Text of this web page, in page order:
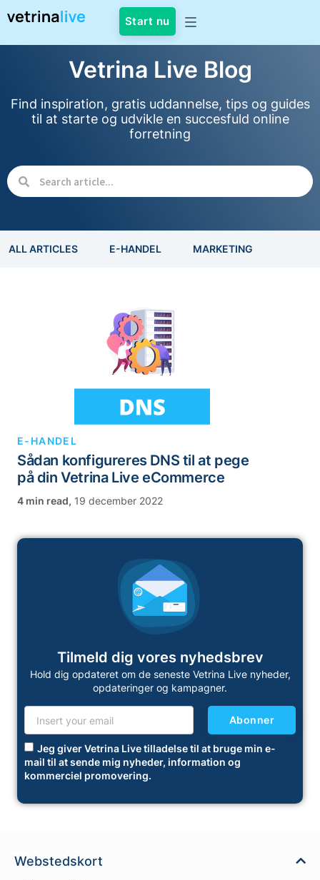
Start nu
Vetrina Live Blog
Find inspiration, gratis uddannelse, tips og guides
til at starte og udvikle en succesfuld online
forretning
ALL ARTICLES E-HANDEL MARKETING
E-HANDEL
Sådan konfigureres DNS til at pege
på din Vetrina Live eCommerce
, 19 december 2022
Tilmeld dig vores nyhedsbrev
Hold dig opdateret om de seneste Vetrina Live nyheder,
opdateringer og kampagner.
Jeg giver Vetrina Live tilladelse til at bruge min e-
mail til at sende mig nyheder, information og
kommerciel promovering.
Abonner
Webstedskort